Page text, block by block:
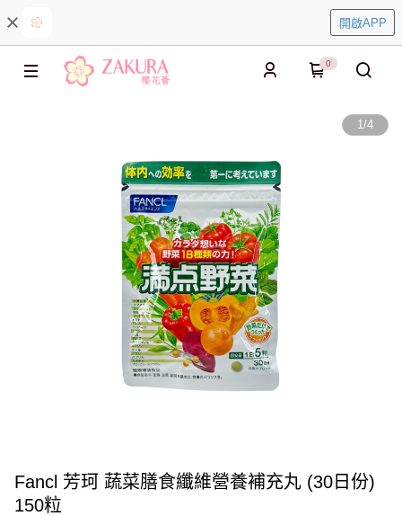
開啟APP
0
1/4
Fancl 芳珂 蔬菜膳食纖維營養補充丸 (30日份)
150粒